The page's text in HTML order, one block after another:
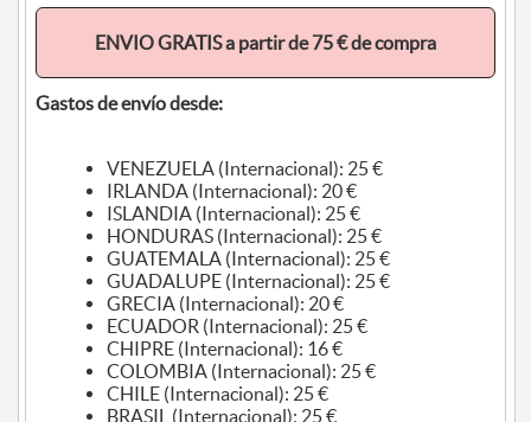
ENVIO GRATIS a partir de 75 € de compra
Gastos de envío desde:
VENEZUELA (Internacional): 25 €
IRLANDA (Internacional): 20 €
ISLANDIA (Internacional): 25 €
HONDURAS (Internacional): 25 €
GUATEMALA (Internacional): 25 €
GUADALUPE (Internacional): 25 €
GRECIA (Internacional): 20 €
ECUADOR (Internacional): 25 €
CHIPRE (Internacional): 16 €
COLOMBIA (Internacional): 25 €
CHILE (Internacional): 25 €
BRASIL (Internacional): 25 €